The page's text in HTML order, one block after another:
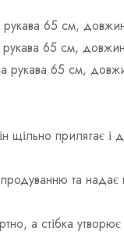
рукава 65 см,
рукава 65 см,
рукава 65 см,
прилягає і
та надає
а стібка